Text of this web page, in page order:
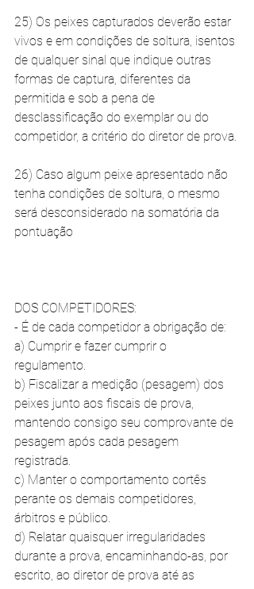
25) Os peixes capturados deverão estar
vivos e em condições de soltura, isentos
de qualquer sinal que indique outras
formas de captura, diferentes da
permitida e sob a pena de
desclassificação do exemplar ou do
competidor, a critério do diretor de prova.
26) Caso algum peixe apresentado não
tenha condições de soltura, o mesmo
será desconsiderado na somatória da
pontuação
DOS COMPETIDORES:
- É de cada competidor a obrigação de:
a) Cumprir e fazer cumprir o
regulamento.
b) Fiscalizar a medição (pesagem) dos
peixes junto aos fiscais de prova,
mantendo consigo seu comprovante de
pesagem após cada pesagem
registrada.
c) Manter o comportamento cortês
perante os demais competidores,
árbitros e público.
d) Relatar quaisquer irregularidades
durante a prova, encaminhando-as, por
escrito, ao diretor de prova até as